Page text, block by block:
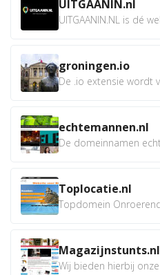
UITGAANIN.nl
groningen.io
echtemannen.nl
Toplocatie.nl
Magazijnstunts.nl